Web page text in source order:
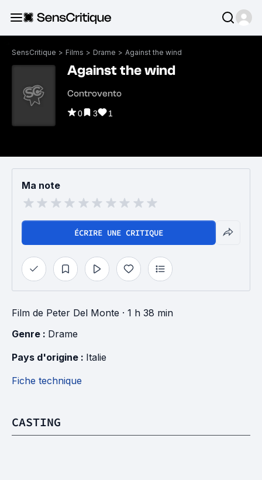
SensCritique > Films > Drame > Against the wind
Against the wind
Controvento
0 3 1
Ma note
ÉCRIRE UNE CRITIQUE
Film de Peter Del Monte · 1 h 38 min
Genre : Drame
Pays d'origine : Italie
Fiche technique
CASTING